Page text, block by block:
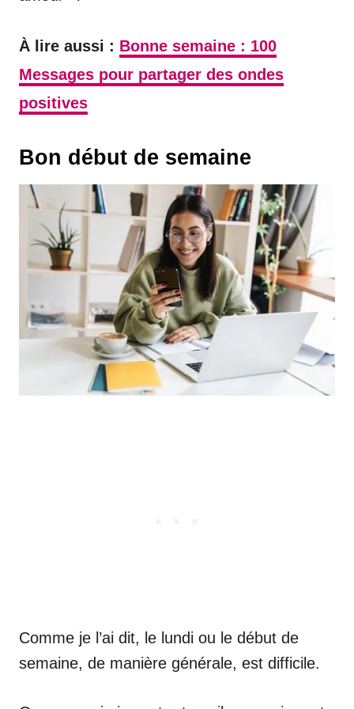
À lire aussi : Bonne semaine : 100
Messages pour partager des ondes
positives
Bon début de semaine
Comme je l’ai dit, le lundi ou le début de
semaine, de manière générale, est difficile.